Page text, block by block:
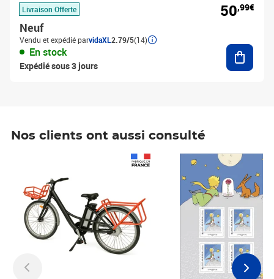
Livraison Offerte
Neuf
Vendu et expédié parvidaXL 2.79/5(14)
En stock
Expédié sous 3 jours
50,99€
Nos clients ont aussi consulté
Prix 7,50€